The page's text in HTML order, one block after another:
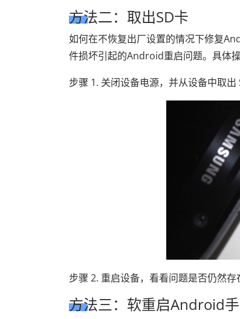
方法二：取出SD卡
如何在不恢复出厂设置的情况下修复
件损坏引起的Android重启问题。具体操
步骤 1. 关闭设备电源，并从设备中取出
步骤 2. 重启设备，看看问题是否仍然存
方法三：软重启Android